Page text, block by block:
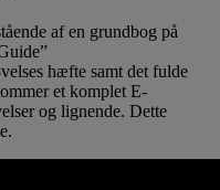
af en grundbog på
hæfte samt det fulde
et komplet E-
og lignende. Dette